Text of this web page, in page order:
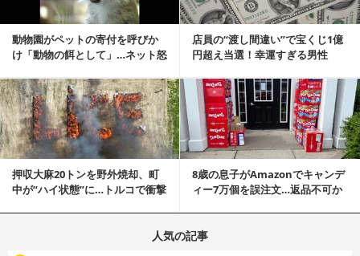
動物園がペットの寄付を呼びか
け「動物の餌として」…ネット怒
店員の“渡し間違い”で宝くじ1億
円超え当選！幸運すぎる男性
押収大麻20トンを野外焼却、町
中が“ハイ状態”に…トルコで衝撃
8歳の息子がAmazonでキャンデ
ィー7万個を誤注文…返品不可か
記事を読む
人気の記事